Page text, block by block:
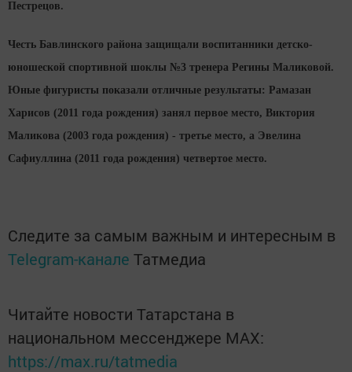
Пестрецов.
Честь Бавлинского района защищали воспитанники детско-
юношеской спортивной шоклы №3 тренера Регины Маликовой.
Юные фигуристы показали отличные результаты: Рамазан
Харисов (2011 года рождения) занял первое место, Виктория
Маликова (2003 года рождения) - третье место, а Эвелина
Сафиуллина (2011 года рождения) четвертое место.
Следите за самым важным и интересным в
Telegram-канале Татмедиа
Читайте новости Татарстана в
национальном мессенджере MАХ:
https://max.ru/tatmedia